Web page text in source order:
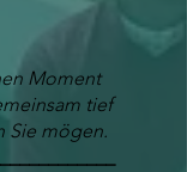
Moment
tief
Sie mögen.